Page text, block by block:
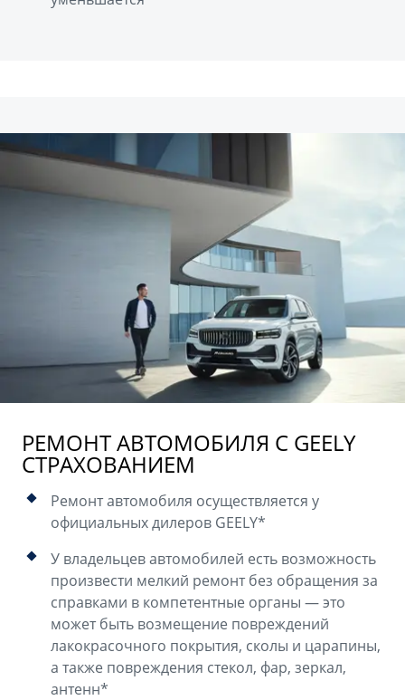
РЕМОНТ АВТОМОБИЛЯ С GEELY
СТРАХОВАНИЕМ
Ремонт автомобиля осуществляется у
официальных дилеров GEELY*
У владельцев автомобилей есть возможность
произвести мелкий ремонт без обращения за
справками в компетентные органы — это
может быть возмещение повреждений
лакокрасочного покрытия, сколы и царапины,
а также повреждения стекол, фар, зеркал,
антенн*